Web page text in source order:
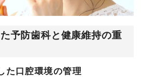
予防歯科と健康維持の重
た口腔環境の管理